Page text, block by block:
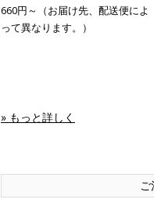
660円～（お届け先、配送便によ
って異なります。）
» もっと詳しく